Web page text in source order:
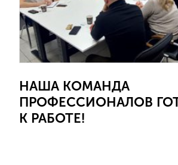
НАША КОМАНДА
ПРОФЕССИОНАЛОВ
К РАБОТЕ!